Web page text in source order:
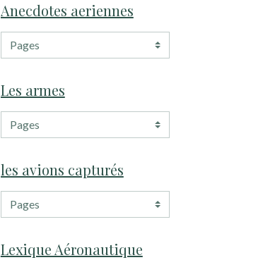
Anecdotes aeriennes
Les armes
les avions capturés
Lexique Aéronautique